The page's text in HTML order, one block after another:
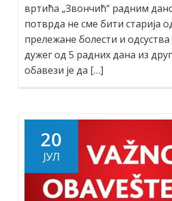
вртића „Звончић“ радним
потврда не сме бити старија
прележане болести и
дужег од 5 радних дана из
обавези је да […]
20
ЈУЛ